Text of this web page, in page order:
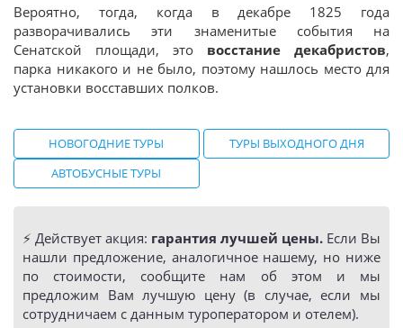
Вероятно, тогда, когда в декабре 1825 года
разворачивались эти знаменитые события на
Сенатской площади, это восстание декабристов,
парка никакого и не было, поэтому нашлось место для
установки восставших полков.
НОВОГОДНИЕ ТУРЫ
ТУРЫ ВЫХОДНОГО ДНЯ
АВТОБУСНЫЕ ТУРЫ
⚡️ Действует акция: гарантия лучшей цены. Если Вы
нашли предложение, аналогичное нашему, но ниже
по стоимости, сообщите нам об этом и мы
предложим Вам лучшую цену (в случае, если мы
сотрудничаем с данным туроператором и отелем).